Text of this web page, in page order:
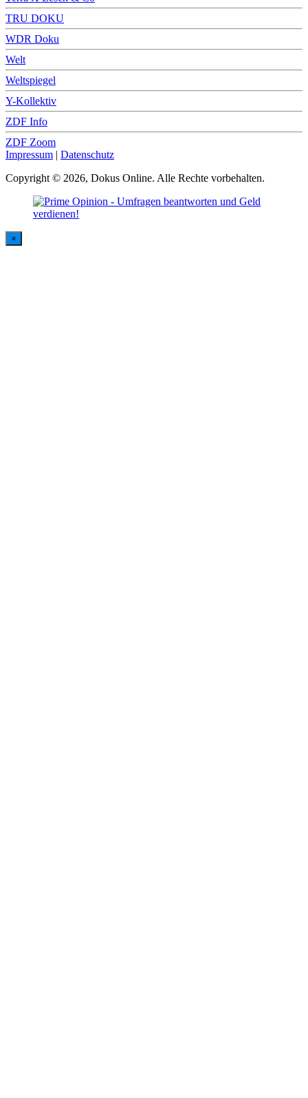
TRU DOKU
WDR Doku
Welt
Weltspiegel
Y-Kollektiv
ZDF Info
ZDF Zoom
Impressum | Datenschutz
Copyright © 2026, Dokus Online. Alle Rechte vorbehalten.
×